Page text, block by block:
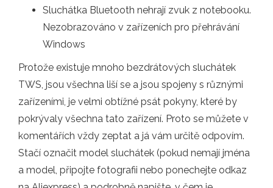
Sluchátka Bluetooth nehrají zvuk z notebooku.
Nezobrazováno v zařízeních pro přehrávání
Windows
Protože existuje mnoho bezdrátových sluchátek
TWS, jsou všechna liší se a jsou spojeny s různými
zařízeními, je velmi obtížné psát pokyny, které by
pokrývaly všechna tato zařízení. Proto se můžete v
komentářích vždy zeptat a já vám určitě odpovím.
Stačí označit model sluchátek (pokud nemají jména
a model, připojte fotografii nebo ponechejte odkaz